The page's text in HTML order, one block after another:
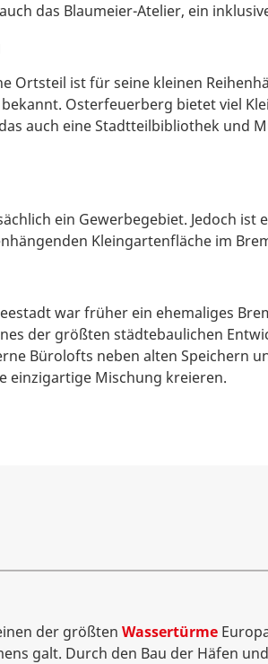
das Blaumeier-Atelier, ein
Ortsteil ist für seine kleinen
Osterfeuerberg bietet viel
auch eine Stadtteilbibliothek und
ein Gewerbegebiet. Jedoch ist
Kleingartenfläche im
war früher ein ehemaliges
der größten städtebaulichen
Bürolofts neben alten Speichern
einzigartige Mischung kreieren.
der größten Wassertürme
galt. Durch den Bau der Häfen